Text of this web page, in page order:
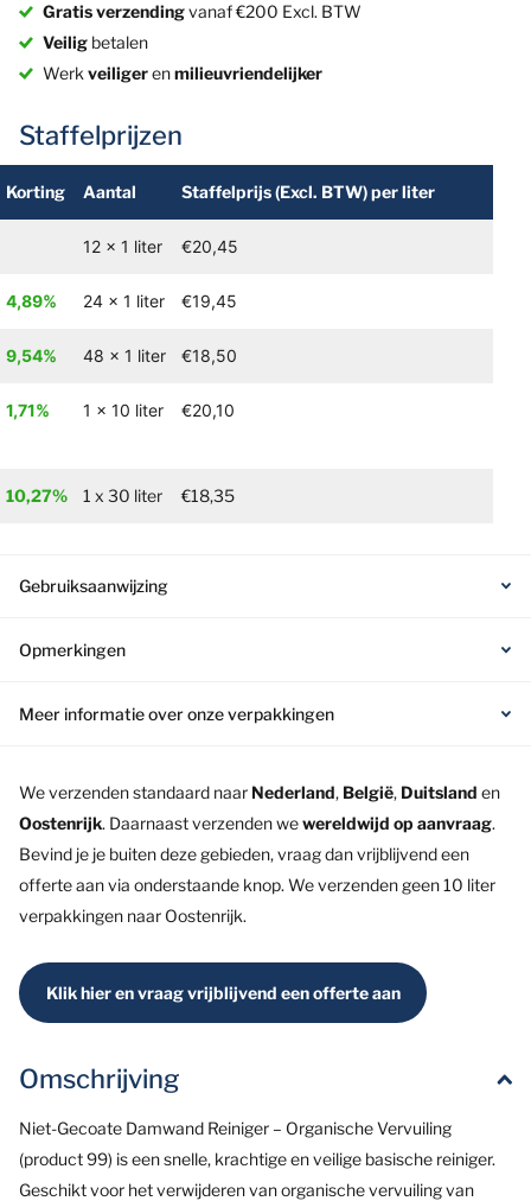
Gratis verzendingvanaf €200 Excl. BTW
Veilig betalen
Werk veiligerenmilieuvriendelijker
Staffelprijzen
Korting Aantal Staffelprijs(Excl. BTW)per liter
12 x 1 liter €20,45
4,89% 24 x 1 liter €19,45
9,54% 48 x 1 liter €18,50
1,71% 1 x 10 liter €20,10
10,27% 1 x 30 liter €18,35
Gebruiksaanwijzing
Opmerkingen
Meer informatie over onze verpakkingen
We verzenden standaard naar Nederland, België, Duitsland en
Oostenrijk. Daarnaast verzenden wewereldwijd op aanvraag.
Bevind je je buiten deze gebieden, vraag dan vrijblijvend een
offerte aan via onderstaande knop. We verzenden geen 10 liter
verpakkingen naar Oostenrijk.
Klik hier en vraag vrijblijvend een offerte aan
Omschrijving
Niet-Gecoate Damwand Reiniger – Organische Vervuiling
(product 99) is een snelle, krachtige en veilige basische reiniger.
Geschikt voor het verwijderen van organische vervuiling van